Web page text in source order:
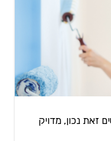
זאת נכון, מדויק